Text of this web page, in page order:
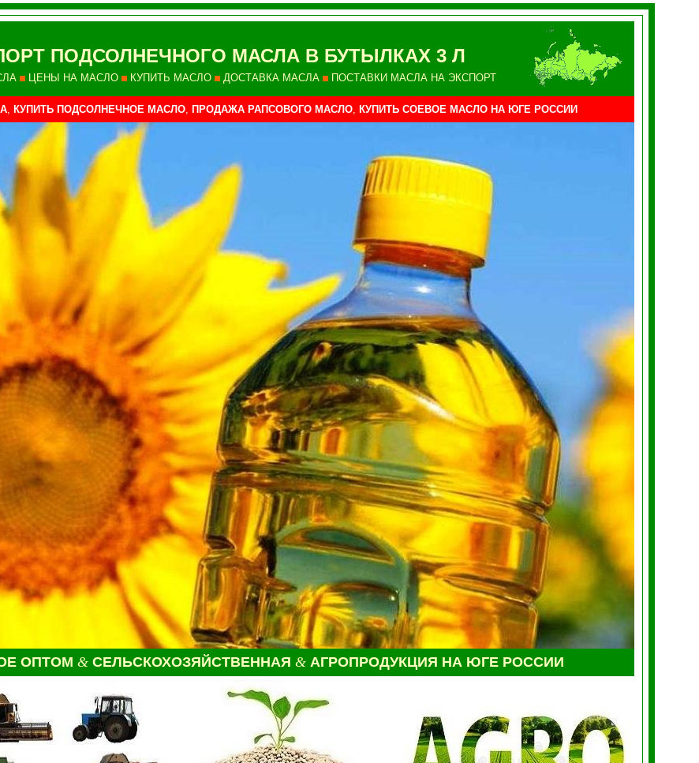
ПОДСОЛНЕЧНОГО МАСЛА В БУТЫЛКАХ 3 Л
ЦЕНЫ НА МАСЛО КУПИТЬ МАСЛО ДОСТАВКА МАСЛА ПОСТАВКИ МАСЛА НА ЭКСПОРТ
, КУПИТЬ ПОДСОЛНЕЧНОЕ МАСЛО, ПРОДАЖА РАПСОВОГО МАСЛО, КУПИТЬ СОЕВОЕ МАСЛО НА ЮГЕ РОССИИ
ОПТОМ & СЕЛЬСКОХОЗЯЙСТВЕННАЯ & АГРОПРОДУКЦИЯ НА ЮГЕ РОССИИ